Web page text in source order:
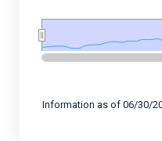
Information as of 06/30/